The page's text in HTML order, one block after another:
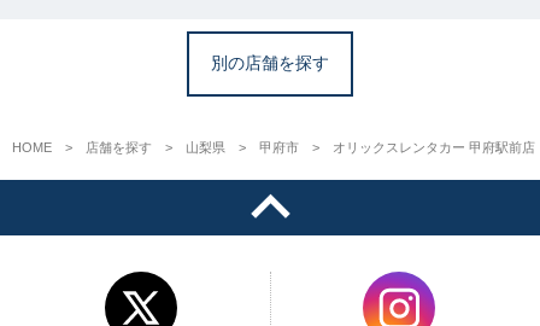
別の店舗を探す
HOME 店舗を探す 山梨県 甲府市 オリックスレンタカー 甲府駅前店